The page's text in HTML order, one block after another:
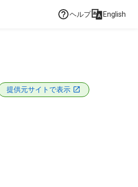
ヘルプ English
提供元サイトで表示